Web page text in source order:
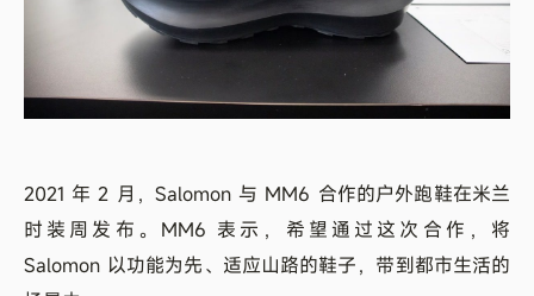
2021 年 2 月，Salomon 与 MM6 合作的户外跑鞋在米兰
时装周发布。MM6 表示，希望通过这次合作，将
Salomon 以功能为先、适应山路的鞋子，带到都市生活的